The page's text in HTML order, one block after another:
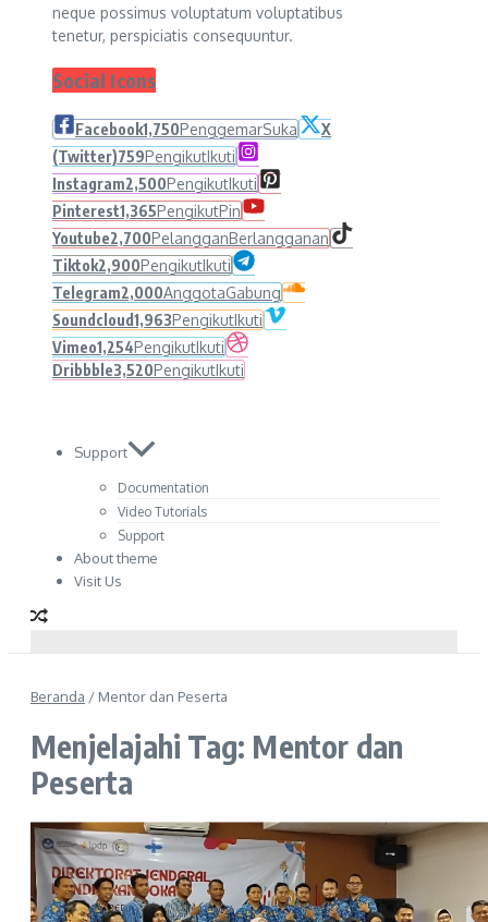
neque possimus voluptatum voluptatibus
tenetur, perspiciatis consequuntur.
Social Icons
Facebook1,750PenggemarSuka
X
(Twitter)759PengikutIkuti
Instagram2,500PengikutIkuti
Pinterest1,365PengikutPin
Youtube2,700PelangganBerlangganan
Tiktok2,900PengikutIkuti
Telegram2,000AnggotaGabung
Soundcloud1,963PengikutIkuti
Vimeo1,254PengikutIkuti
Dribbble3,520PengikutIkuti
Support
Documentation
Video Tutorials
Support
About theme
Visit Us
Beranda / Mentor dan Peserta
Menjelajahi Tag: Mentor dan
Peserta